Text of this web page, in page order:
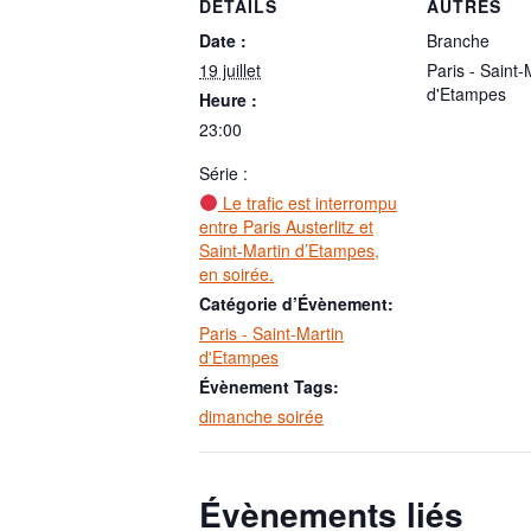
DÉTAILS
Date :
19 juillet
Heure :
23:00
Série :
Le trafic est interrompu
entre Paris Austerlitz et
Saint-Martin d’Etampes,
en soirée.
Catégorie d’Évènement:
Paris - Saint-Martin
d'Etampes
Évènement Tags:
dimanche soirée
AUTRES
Branche
Paris - Saint-
d'Etampes
Évènements liés